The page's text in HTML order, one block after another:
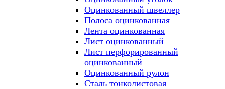
Оцинкованный швеллер
Полоса оцинкованная
Лента оцинкованная
Лист оцинкованный
Лист перфорированный
оцинкованный
Оцинкованный рулон
Сталь тонколистовая